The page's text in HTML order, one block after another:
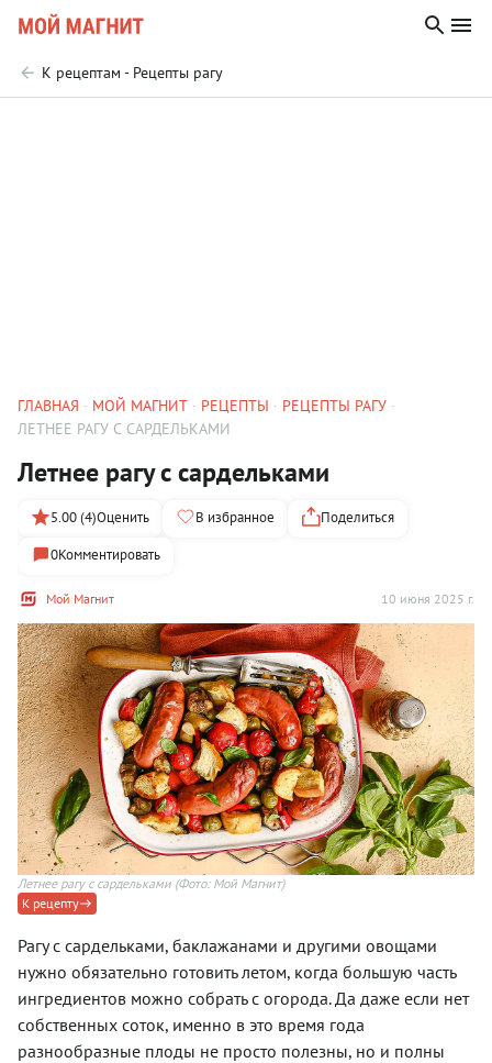
К рецептам - Рецепты рагу
ГЛАВНАЯ МОЙ МАГНИТ РЕЦЕПТЫ
РЕЦЕПТЫ РАГУ
ЛЕТНЕЕ РАГУ С САРДЕЛЬКАМИ
Летнее рагу с сардельками
Мой Магнит 10 июня 2025 г.
5.00 (4)Оценить В избранное
Поделиться
0Комментировать
Летнее рагу с сардельками (Фото: Мой Магнит)
К рецепту
Рагу с сардельками, баклажанами и другими овощами
нужно обязательно готовить летом, когда большую часть
ингредиентов можно собрать с огорода. Да даже если нет
собственных соток, именно в это время года
разнообразные плоды не просто полезны, но и полны